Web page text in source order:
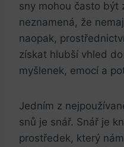
sny mohou často být
neznamená, že
naopak,
získat hlubší vhled
myšlenek, emocí a
Jedním z
snů je snář. Snář je
prostředek, který